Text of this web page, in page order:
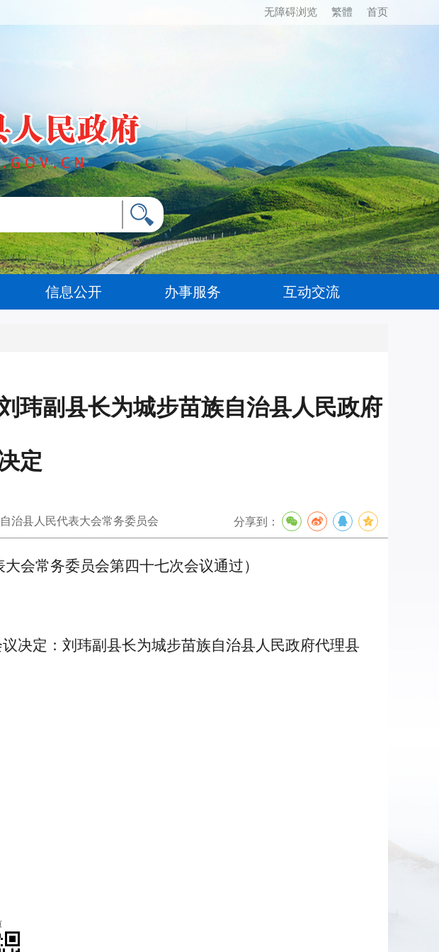
首页
繁體
无障碍浏览
信息公开 办事服务 互动交流
玮副县长为城步苗族自治县人民政府
定
治县人民代表大会常务委员会 分享到：
会常务委员会第四十七次会议通过）
定：刘玮副县长为城步苗族自治县人民政府代理县